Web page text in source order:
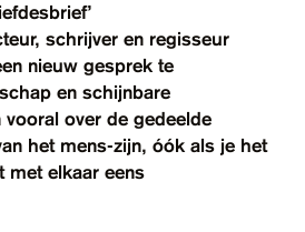
schrijver en regisseur
nieuw gesprek te
en schijnbare
vooral over de gedeelde
het mens-zijn, óók als je het
met elkaar eens